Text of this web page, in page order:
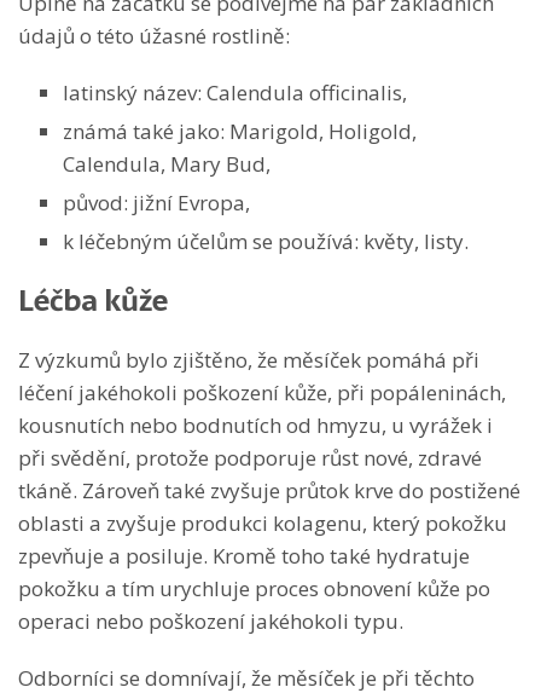
údajů o této úžasné rostlině:
latinský název: Calendula officinalis,
známá také jako: Marigold, Holigold,
Calendula, Mary Bud,
původ: jižní Evropa,
k léčebným účelům se používá: květy, listy.
Léčba kůže
Z výzkumů bylo zjištěno, že měsíček pomáhá při
léčení jakéhokoli poškození kůže, při popáleninách,
kousnutích nebo bodnutích od hmyzu, u vyrážek i
při svědění, protože podporuje růst nové, zdravé
tkáně. Zároveň také zvyšuje průtok krve do postižené
oblasti a zvyšuje produkci kolagenu, který pokožku
zpevňuje a posiluje. Kromě toho také hydratuje
pokožku a tím urychluje proces obnovení kůže po
operaci nebo poškození jakéhokoli typu.
Odborníci se domnívají, že měsíček je při těchto